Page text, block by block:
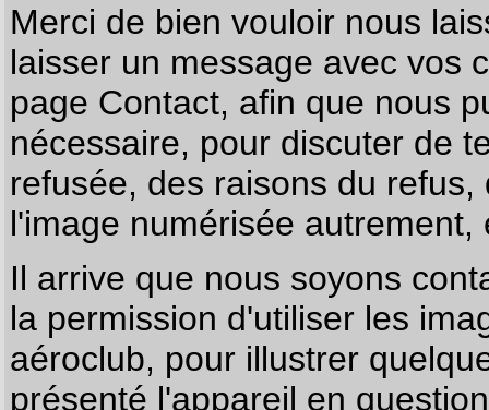
Merci de bien vouloir nous
laisser un message avec vos
page Contact, afin que nous
nécessaire, pour discuter de
refusée, des raisons du
l'image numérisée autrement,
Il arrive que nous soyons
la permission d'utiliser les
aéroclub, pour illustrer
présenté l'appareil en